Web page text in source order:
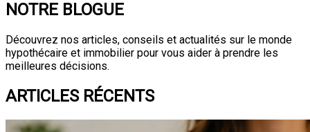
NOTRE BLOGUE
Découvrez nos articles, conseils et actualités sur le monde
hypothécaire et immobilier pour vous aider à prendre les
meilleures décisions.
ARTICLES RÉCENTS